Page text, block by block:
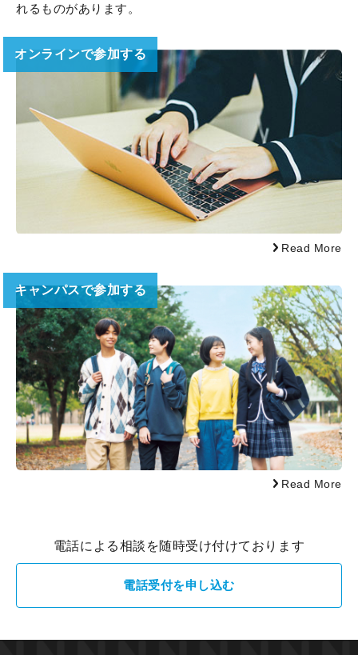
れるものがあります。
オンラインで参加する
Read More
キャンパスで参加する
Read More
電話による相談を随時受け付けております
電話受付を申し込む